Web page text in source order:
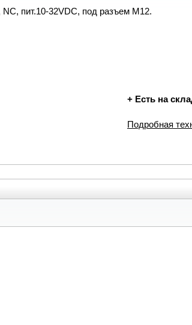
пит.10-32VDC, под разъем M12.
+Есть на
Подробная